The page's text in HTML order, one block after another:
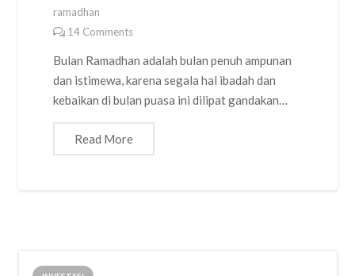
ramadhan
14 Comments
Bulan Ramadhan adalah bulan penuh ampunan
dan istimewa, karena segala hal ibadah dan
kebaikan di bulan puasa ini dilipat gandakan…
Read More